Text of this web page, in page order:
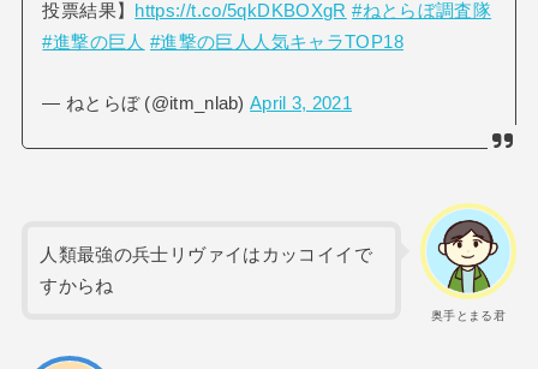
投票結果】
https://t.co/5qkDKBOXgR #ねとらぼ調査隊
#進撃の巨人 #進撃の巨人人気キャラTOP18
— ねとらぼ (@itm_nlab)April 3, 2021
奥手とまる君
人類最強の兵士リヴァイはカッコイイで
すからね